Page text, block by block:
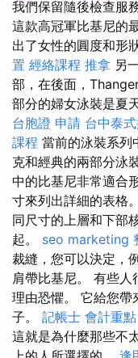
我們保留隨後檢查服
這款高冠軍比基尼的
出了女性的圓度和形
置 經絡課程 推拿 另
部，在後面，
部分的婦女泳裝是夏
台胞證 申請 台中泰
課程 當前的泳裝系列
克和經典的兩部分泳
中的比基尼非常適合
寸來列出詳細的表格。
同尺寸的上層和下部
起。 seo marketing
裁縫，您可以決定，
肩帶比基尼。 有些人
理由恐懼。 它給您帶
子。 記帳士 會計重點
這就是為什麼那些不